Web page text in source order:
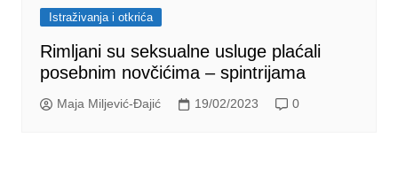
Istraživanja i otkrića
Rimljani su seksualne usluge plaćali
posebnim novčićima – spintrijama
Maja Miljević-Đajić 19/02/2023 0